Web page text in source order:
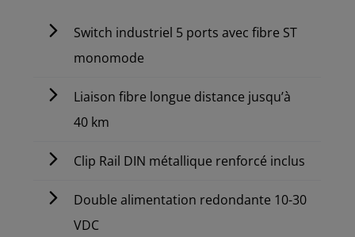
Switch industriel 5 ports avec fibre ST
monomode
Liaison fibre longue distance jusqu’à
40 km
Clip Rail DIN métallique renforcé inclus
Double alimentation redondante 10-30
VDC